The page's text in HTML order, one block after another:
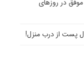
در روزهای
پست از درب منزل!